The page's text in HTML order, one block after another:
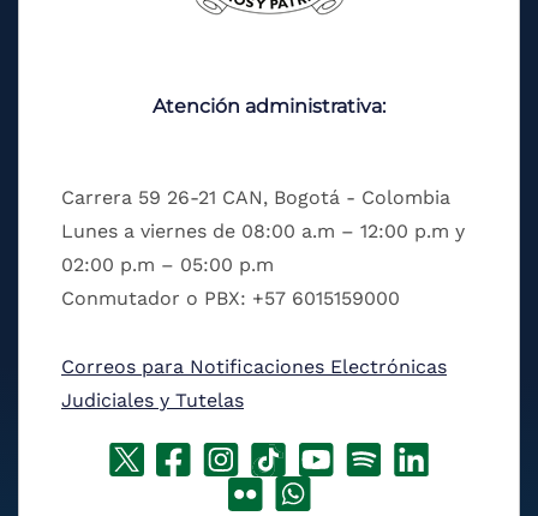
Atención administrativa:
Carrera 59 26-21 CAN, Bogotá - Colombia
Lunes a viernes de 08:00 a.m – 12:00 p.m y
02:00 p.m – 05:00 p.m
Conmutador o PBX: +57 6015159000
Correos para Notificaciones Electrónicas
Judiciales y Tutelas